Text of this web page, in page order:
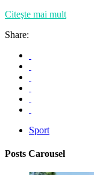
Citeşte mai mult
Share:
Sport
Posts Carousel